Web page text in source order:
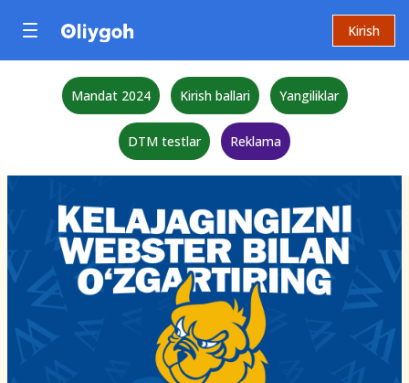
Kirish
Mandat 2024 Kirish ballari Yangiliklar
DTM testlar Reklama